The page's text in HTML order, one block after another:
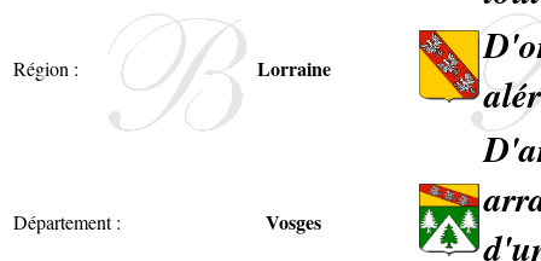
Région : Lorraine
Département : Vosges